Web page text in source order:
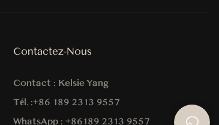
Contactez-Nous
Contact : Kelsie Yang
Tél. :+86 189 2313 9557
WhatsApp : +86189 2313 9557